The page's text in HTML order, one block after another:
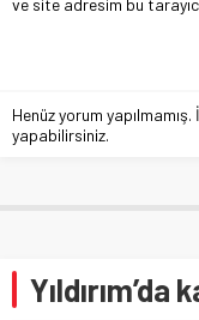
ve site adresim bu
Henüz yorum
yapabilirsiniz.